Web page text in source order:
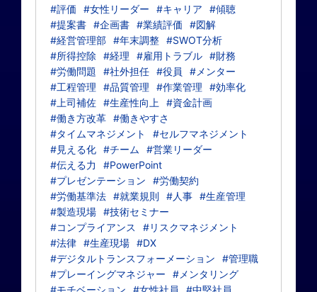
#評価
#女性リーダー #キャリア
#傾聴
#提案書 #企画書 #業績評価
#図解
#経営管理部 #年末調整 #SWOT分析
#所得控除
#経理 #雇用トラブル #財務
#労働問題
#社外担任 #役員
#メンター
#工程管理
#品質管理 #作業管理
#効率化
#上司補佐 #生産性向上
#資金計画
#働き方改革 #働きやすさ
#タイムマネジメント
#セルフマネジメント
#見える化 #チーム
#営業リーダー
#伝える力
#PowerPoint
#プレゼンテーション
#労働契約
#労働基準法 #就業規則 #人事 #生産管理
#製造現場 #技術セミナー
#コンプライアンス
#リスクマネジメント
#法律 #生産現場 #DX
#デジタルトランスフォーメーション
#管理職
#プレーイングマネジャー
#メンタリング
#モチベーション
#女性社員
#中堅社員